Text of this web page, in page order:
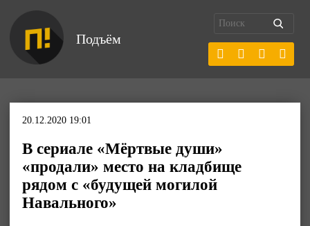
Подъём
20.12.2020 19:01
В сериале «Мёртвые души»
«продали» место на кладбище
рядом с «будущей могилой
Навального»